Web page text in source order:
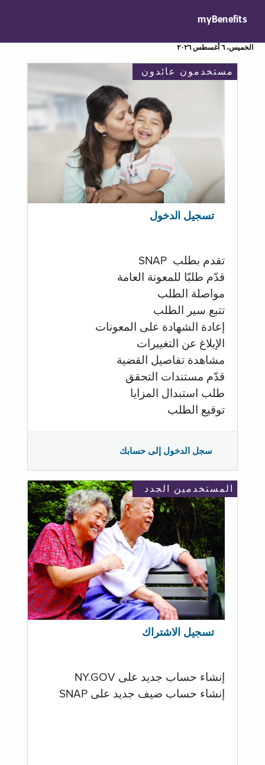
myBenefits
الخميس، ٦ أغسطس ٢٠٢٦
مستخدمون عائدون
تسجيل الدخول
تقدم بطلب SNAP
قدّم طلبّا للمعونة العامة
مواصلة الطلب
تتبع سير الطلب
إعادة الشهادة على المعونات
الإبلاغ عن التغييرات
مشاهدة تفاصيل القضية
قدّم مستندات التحقق
طلب استبدال المزايا
توقيع الطلب
سجل الدخول إلى حسابك
المستخدمين الجدد
تسجيل الاشتراك
إنشاء حساب جديد على NY.GOV
إنشاء حساب ضيف جديد على SNAP